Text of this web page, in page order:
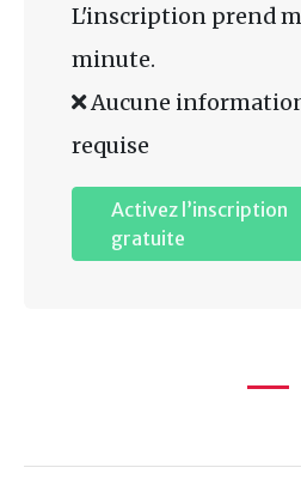
L'inscription prend
minute.
Aucune
requise
Activez l’inscription
gratuite